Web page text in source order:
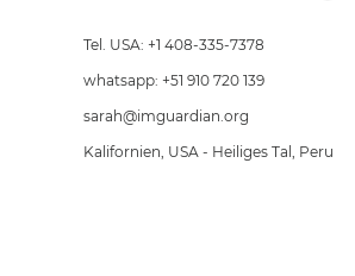
Tel. USA: +1 408-335-7378
whatsapp: +51 910 720 139
sarah@imguardian.org
Kalifornien, USA - Heiliges Tal, Peru